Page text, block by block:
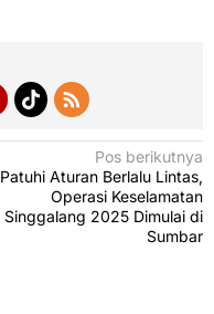
Pos berikutnya
Patuhi Aturan Berlalu Lintas,
Operasi Keselamatan
Singgalang 2025 Dimulai di
Sumbar